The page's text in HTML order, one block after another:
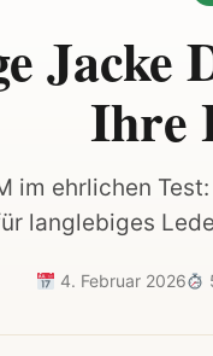
Ihre
im ehrlichen
langlebiges
4. Februar 2026